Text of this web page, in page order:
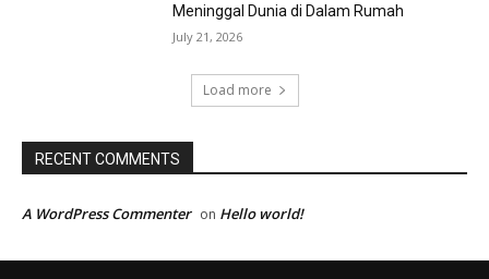
Meninggal Dunia di Dalam Rumah
July 21, 2026
Load more
RECENT COMMENTS
A WordPress Commenter on Hello world!